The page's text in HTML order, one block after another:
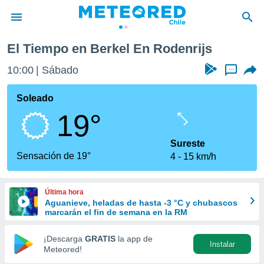
de
por
que se
calidad.
a este
las
y
forma
digital
basada
El Tiempo en Berkel En Rodenrijs
10:00 Sábado ...
Soleado
19°
Sensación de 19°
Sureste
4
15 km/h
Última hora
Aguanieve, heladas de hasta -3 °C y chubascos
marcarán el fin de semana en la RM
¡Descarga GRATIS la app de
Meteored!
Instalar